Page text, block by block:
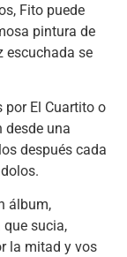
Fito puede
pintura de
escuchada se
por El Cuartito o
desde una
después cada
álbum,
sucia,
la mitad y vos